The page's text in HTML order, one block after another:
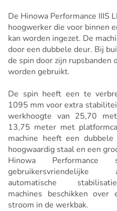
De Hinowa Performance IIIS
hoogwerker die voor binnen
kan worden ingezet. De
door een dubbele deur. Bij
de spin door zijn rupsbanden
worden gebruikt.
De spin heeft een te
1095 mm voor extra
werkhoogte van 25,70
13,75 meter met
machine heeft een
hoogwaardig staal en een
Hinowa Performance
gebruikersvriendelijke
automatische
machines beschikken over
stroom in de werkbak.